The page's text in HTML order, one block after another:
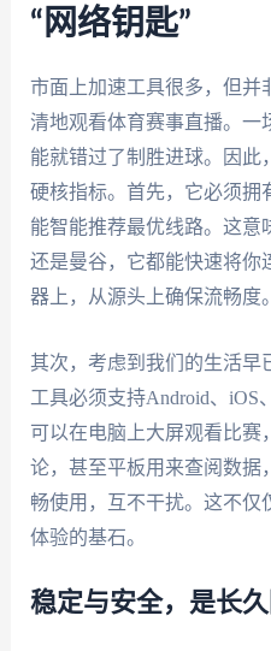
“网络钥匙”
市面上加速工具很多，但并
清地观看体育赛事直播。一
能就错过了制胜进球。因此
硬核指标。首先，它必须拥
能智能推荐最优线路。这意
还是曼谷，它都能快速将你
器上，从源头上确保流畅度。
其次，考虑到我们的生活早
工具必须支持Android、iOS
可以在电脑上大屏观看比赛
论，甚至平板用来查阅数据
畅使用，互不干扰。这不仅
体验的基石。
稳定与安全，是长